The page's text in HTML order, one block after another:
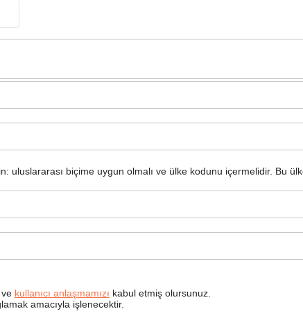
uluslararası biçime uygun olmalı ve ülke kodunu içermelidir. Bu
ve kullanıcı anlaşmamızı kabul etmiş olursunuz.
amacıyla işlenecektir.